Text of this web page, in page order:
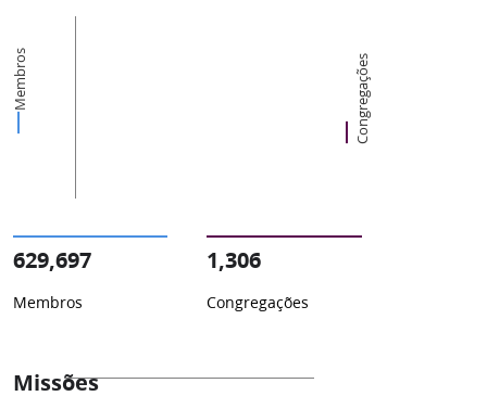
Membros Congregações
629,697
Membros
1,306
Congregações
Missões